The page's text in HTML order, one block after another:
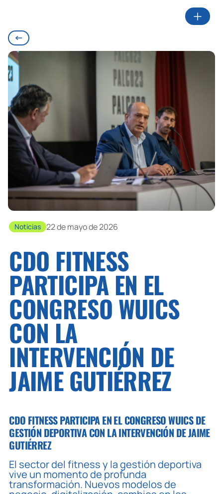
Noticias 22 de mayo de 2026
CDO FITNESS
PARTICIPA EN EL
CONGRESO WUICS
CON LA
INTERVENCIÓN DE
JAIME GUTIÉRREZ
CDO FITNESS PARTICIPA EN EL CONGRESO WUICS DE
GESTIÓN DEPORTIVA CON LA INTERVENCIÓN DE JAIME
GUTIÉRREZ
El sector del fitness y la gestión deportiva
vive un momento de profunda
transformación. Nuevos modelos de